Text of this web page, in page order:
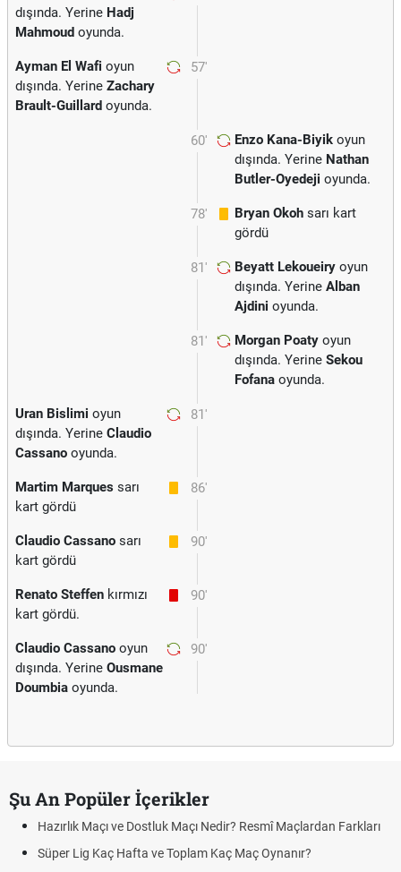
dışında. Yerine Hadj
Mahmoud oyunda.
57'
Ayman El Wafi oyun
dışında. Yerine Zachary
Brault-Guillard oyunda.
60' Enzo Kana-Biyik oyun
dışında. Yerine Nathan
Butler-Oyedeji oyunda.
78' Bryan Okoh sarı kart
gördü
81' Beyatt Lekoueiry oyun
dışında. Yerine Alban
Ajdini oyunda.
81' Morgan Poaty oyun
dışında. Yerine Sekou
Fofana oyunda.
81'
Uran Bislimi oyun
dışında. Yerine Claudio
Cassano oyunda.
86'
Martim Marques sarı
kart gördü
90'
Claudio Cassano sarı
kart gördü
90'
Renato Steffen kırmızı
kart gördü.
90'
Claudio Cassano oyun
dışında. Yerine Ousmane
Doumbia oyunda.
Şu An Popüler İçerikler
Maçı ve Dostluk Maçı Nedir? Resmî Maçlardan Farkları
Lig Kaç Hafta ve Toplam Kaç Maç Oynanır?
Puan